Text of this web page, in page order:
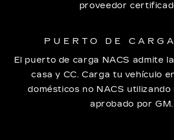
proveedor
PUERTO DE
El puerto de carga NACS admite
casa y CC. Carga tu vehículo
domésticos no NACS
aprobado por GM.